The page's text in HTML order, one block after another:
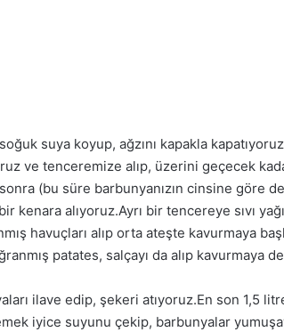
suya koyup, ağzını kapakla
ve tenceremize alıp, üzerini geçecek
(bu süre barbunyanızın cinsine göre
kenara alıyoruz.Ayrı bir tencereye sıvı
havuçları alıp orta ateşte kavurmaya
patates, salçayı da alıp kavurmaya
ilave edip, şekeri atıyoruz.En son 1,5
iyice suyunu çekip, barbunyalar